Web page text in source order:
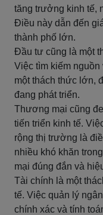
tăng trưởng kinh tế,
Điều này dẫn đến
thành phố lớn.
Đầu tư cũng là một
Việc tìm kiếm
một thách thức lớn,
đang phát triển.
Thương mại cũng
tiến triển kinh tế.
rộng thị trường là
nhiều khó khăn
mại đúng đắn và
Tài chính là một
tế. Việc quản lý
chính xác và tính